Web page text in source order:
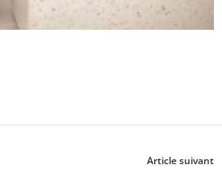
Article suivant